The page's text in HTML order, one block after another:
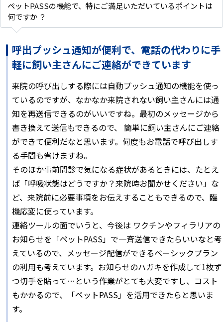
ペットPASSの機能で、特にご満足いただいているポイントは
何ですか ？
呼出プッシュ通知が便利で、電話の代わりに手
軽に飼い主さんにご連絡ができています
来院の呼び出しする際には自動プッシュ通知の機能を使っ
ているのですが、なかなか来院されない飼い主さんには通
知を再送信できるのがいいですね。最初のメッセージから
書き換えて送信もできるので、 簡単に飼い主さんにご連絡
ができて便利だなと思います。何度もお電話で呼び出しす
る手間も省けますね。
そのほか事前問診で気になる症状があるときには、たとえ
ば「呼吸状態はどうですか？来院時お聞かせください」な
ど、来院前に必要事項をお伝えすることもできるので、臨
機応変に使っています。
連絡ツールの面でいうと、今後は ワクチンやフィラリアの
お知らせを「ペットPASS」で一斉送信できたらいいなと考
えているので、メッセージ配信ができるベーシックプラン
の利用も考えています。お知らせのハガキを作成して1枚ず
つ切手を貼って…という作業がとても大変ですし、コスト
もかかるので、「ペットPASS」を活用できたらと思いま
す。